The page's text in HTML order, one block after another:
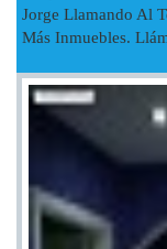
Jorge Llamando Al
Más Inmuebles.